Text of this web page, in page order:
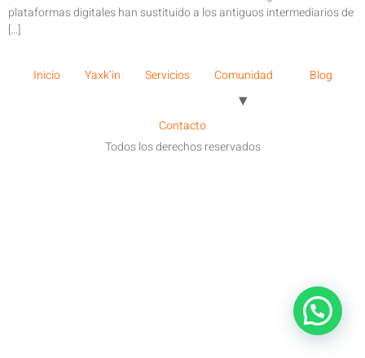
plataformas digitales han sustituido a los antiguos intermediarios de
[…]
Inicio Yaxk’in Servicios Comunidad Blog
Contacto
Todos los derechos reservados